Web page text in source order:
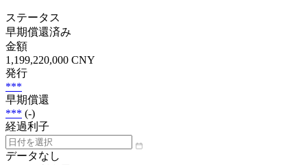
ステータス
早期償還済み
金額
1,199,220,000 CNY
発行
***
早期償還
*** (-)
経過利子
データなし